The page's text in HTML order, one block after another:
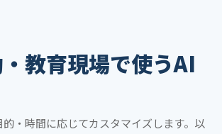
教育現場で使うAI
・時間に応じてカスタマイズします。以